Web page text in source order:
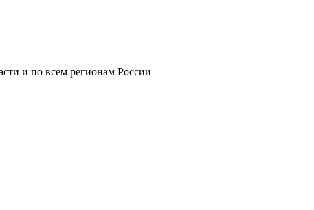
и по всем регионам России